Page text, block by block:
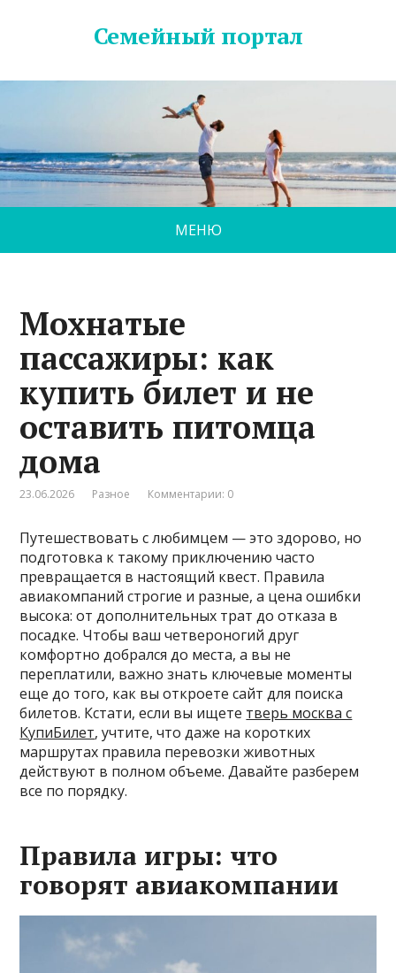
Семейный портал
МЕНЮ
Мохнатые
пассажиры: как
купить билет и не
оставить питомца
дома
23.06.2026 Разное Комментарии: 0
Путешествовать с любимцем — это здорово, но
подготовка к такому приключению часто
превращается в настоящий квест. Правила
авиакомпаний строгие и разные, а цена ошибки
высока: от дополнительных трат до отказа в
посадке. Чтобы ваш четвероногий друг
комфортно добрался до места, а вы не
переплатили, важно знать ключевые моменты
еще до того, как вы откроете сайт для поиска
билетов. Кстати, если вы ищете тверь москва с
КупиБилет, учтите, что даже на коротких
маршрутах правила перевозки животных
действуют в полном объеме. Давайте разберем
все по порядку.
Правила игры: что
говорят авиакомпании